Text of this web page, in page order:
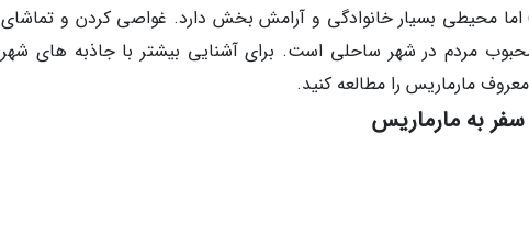
محیطی بسیار خانوادگی و آرامش بخش دارد. غواصی کردن و تماشای
مردم در شهر ساحلی است. برای آشنایی بیشتر با جاذبه های شهر
به مارماریس